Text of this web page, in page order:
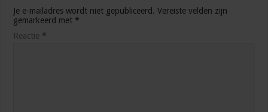
Je e-mailadres wordt niet gepubliceerd. Vereiste velden zijn
gemarkeerd met *
Reactie *